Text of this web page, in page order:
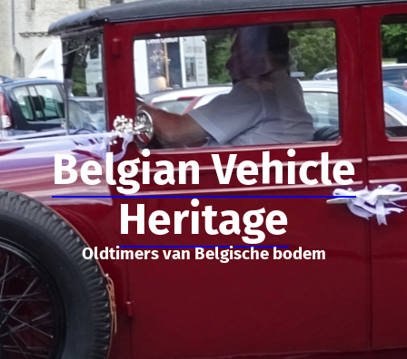
Belgian Vehicle
Heritage
Oldtimers van Belgische bodem